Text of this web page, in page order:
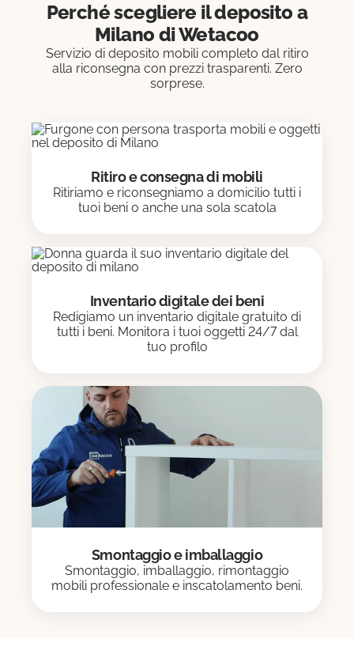
Perché scegliere il deposito a
Milano di Wetacoo
Servizio di deposito mobili completo dal ritiro
alla riconsegna con prezzi trasparenti. Zero
sorprese.
Ritiro e consegna di mobili
Ritiriamo e riconsegniamo a domicilio tutti i
tuoi beni o anche una sola scatola
Inventario digitale dei beni
Redigiamo un inventario digitale gratuito di
tutti i beni. Monitora i tuoi oggetti 24/7 dal
tuo profilo
Smontaggio e imballaggio
Smontaggio, imballaggio, rimontaggio
mobili professionale e inscatolamento beni.